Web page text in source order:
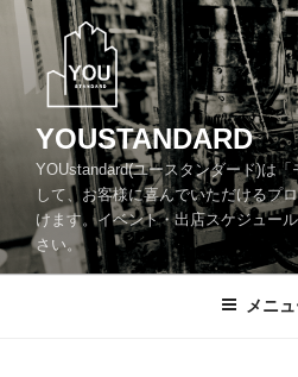
ッ
プ
YOUSTANDARD
YOUstandard(ユースタンダード)は
して、お客様に喜んでいただけるプ
けます。イベント・出店スケジュー
さい。
メニ